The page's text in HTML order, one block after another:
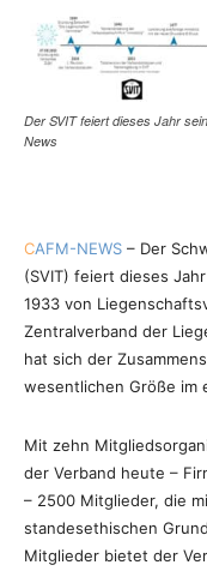
Der SVIT feiert dieses Jahr
News
CAFM-NEWS – Der
(SVIT) feiert dieses
1933 von
Zentralverband der
hat sich der
wesentlichen Größe im
Mit zehn
der Verband heute –
– 2500 Mitglieder, die
standesethischen
Mitglieder bietet der